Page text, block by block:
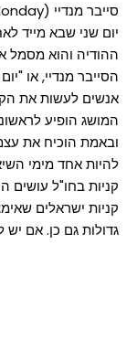
יום שני שבא מייד
ההודיה והוא מסמל
הסייבר מנדיי, או
אנשים לעשות את
ובאמת הוכיח את
להיות אחד מימי
קניות ישראלים
גדולות גם כן. אם